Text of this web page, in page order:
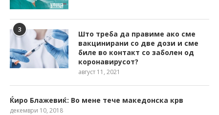
3
Што треба да правиме ако сме
вакцинирани со две дози и сме
биле во контакт со заболен од
коронавирусот?
август 11, 2021
Ќиро Блажевиќ: Во мене тече македонска крв
декември 10, 2018